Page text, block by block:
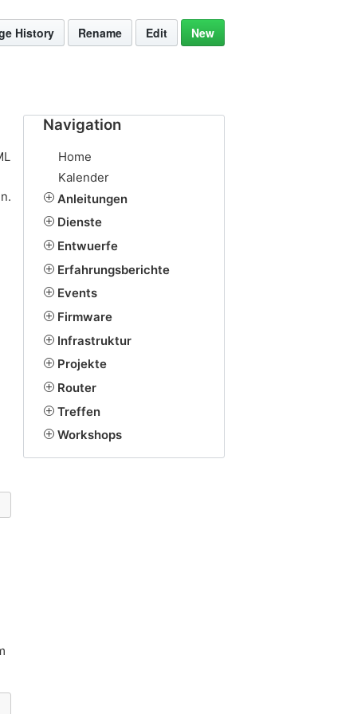
History Rename Edit New
Navigation
Home
Kalender
Anleitungen
Dienste
Entwuerfe
Erfahrungsberichte
Events
Firmware
Infrastruktur
Projekte
Router
Treffen
Workshops